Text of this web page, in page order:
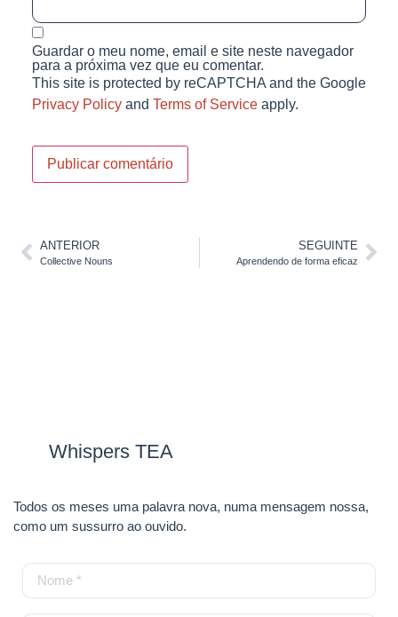
Guardar o meu nome, email e site neste navegador
para a próxima vez que eu comentar.
This site is protected by reCAPTCHA and the Google
Privacy Policyand Terms of Serviceapply.
ANTERIOR
Collective Nouns
SEGUINTE
Aprendendo de forma eficaz
Whispers TEA
Todos os meses uma palavra nova, numa mensagem nossa,
como um sussurro ao ouvido.